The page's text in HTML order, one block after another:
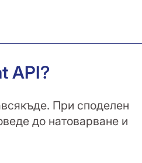
API?
При споделен
до натоварване и